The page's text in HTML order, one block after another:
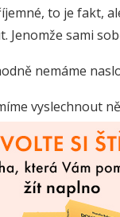
to je fakt,
Jenomže sami
nemáme
vyslechnout